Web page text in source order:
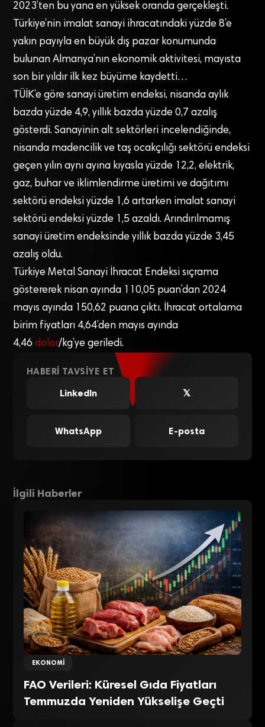
2023’ten bu yana en yüksek oranda gerçekleşti.
Türkiye’nin imalat sanayi ihracatındaki yüzde 8’e
yakın payıyla en büyük dış pazar konumunda
bulunan Almanya’nın ekonomik aktivitesi, mayısta
son bir yıldır ilk kez büyüme kaydetti…
TÜİK’e göre sanayi üretim endeksi, nisanda aylık
bazda yüzde 4,9, yıllık bazda yüzde 0,7 azalış
gösterdi. Sanayinin alt sektörleri incelendiğinde,
nisanda madencilik ve taş ocakçılığı sektörü endeksi
geçen yılın aynı ayına kıyasla yüzde 12,2, elektrik,
gaz, buhar ve iklimlendirme üretimi ve dağıtımı
sektörü endeksi yüzde 1,6 artarken imalat sanayi
sektörü endeksi yüzde 1,5 azaldı. Arındırılmamış
sanayi üretim endeksinde yıllık bazda yüzde 3,45
azalış oldu.
Türkiye Metal Sanayi İhracat Endeksi sıçrama
göstererek nisan ayında 110,05 puan’dan 2024
mayıs ayında 150,62 puana çıktı. İhracat ortalama
birim fiyatları 4,64’den mayıs ayında
4,46dolar/kg’ye geriledi.
HABERI TAVSIYE ET
LinkedIn
𝕏
WhatsApp E-posta
İlgili Haberler
EKONOMI
FAO Verileri: Küresel Gıda Fiyatları
Temmuzda Yeniden Yükselişe Geçti